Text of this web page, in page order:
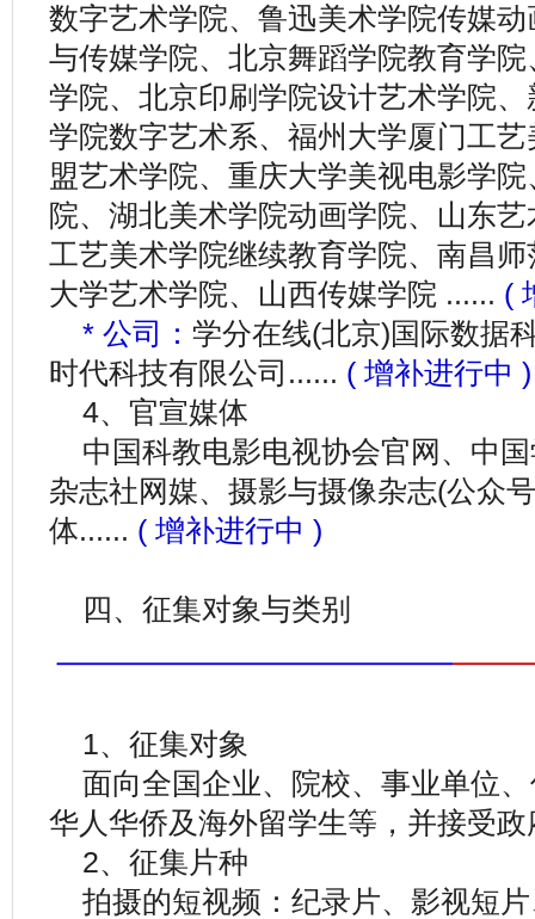
数字艺术学院、鲁迅美术学院传媒
与传媒学院、北京舞蹈学院教育学
学院、北京印刷学院设计艺术学院
学院数字艺术系、福州大学厦门工
盟艺术学院、重庆大学美视电影学
院、湖北美术学院动画学院、山东
工艺美术学院继续教育学院、南昌
大学艺术学院、山西传媒学院 ...... (
* 公司： 学分在线(北京)国际数据
时代科技有限公司...... ( 增补进行中 )
4、官宣媒体
中国科教电影电视协会官网、中
杂志社网媒、摄影与摄像杂志(公众号
体...... ( 增补进行中 )
四、征集对象与类别
1、征集对象
面向全国企业、院校、事业单位
华人华侨及海外留学生等，并接受
2、征集片种
拍摄的短视频：纪录片、影视短